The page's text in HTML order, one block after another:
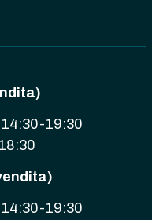
14:30-19:30
14:30-19:30